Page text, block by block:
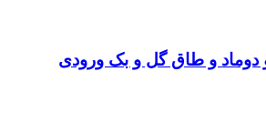
و طاق گل و بک ورودی